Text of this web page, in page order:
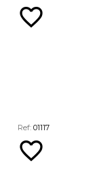
Ref:01117
favorite_border
favorite_border